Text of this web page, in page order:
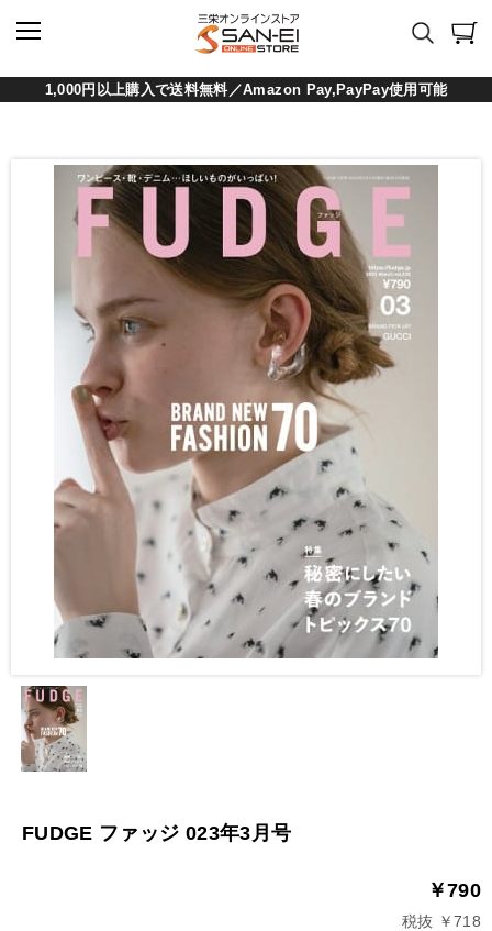
1,000円以上購入で送料無料／Amazon Pay,PayPay使用可能
FUDGE ファッジ 023年3月号
￥790
税抜 ￥718